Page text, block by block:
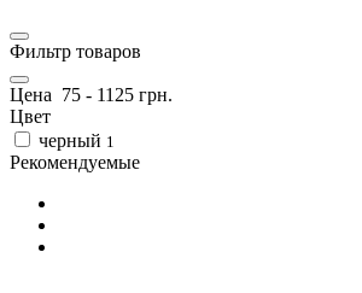
Фильтр товаров
Цена 75 - 1125 грн.
Цвет
черный 1
Рекомендуемые